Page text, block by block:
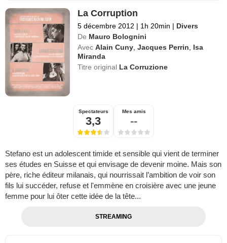
La Corruption
5 décembre 2012 | 1h 20min | Divers
De Mauro Bolognini
Avec Alain Cuny ,Jacques Perrin
Isa
Miranda
Titre original La Corruzione
Spectateurs
3,3
Mes amis
--
Stefano est un adolescent timide et sensible qui vient de terminer
ses études en Suisse et qui envisage de devenir moine. Mais son
père, riche éditeur milanais, qui nourrissait l’ambition de voir son
fils lui succéder, refuse et l'emmène en croisière avec une jeune
femme pour lui ôter cette idée de la tête...
STREAMING